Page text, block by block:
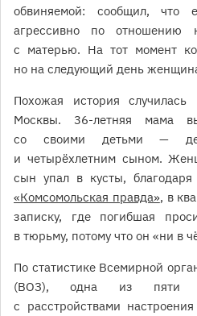
обвиняемой: сообщил, что
агрессивно по отношению
с матерью. На тот момент
но на следующий день
Похожая история
Москвы. 36-летняя мама
со своими детьми —
и четырёхлетним сыном.
сын упал в кусты,
«Комсомольская правда», в
записку, где погибшая
в тюрьму, потому что он «ни в
По статистике Всемирной
(ВОЗ), одна из пяти
с расстройствами